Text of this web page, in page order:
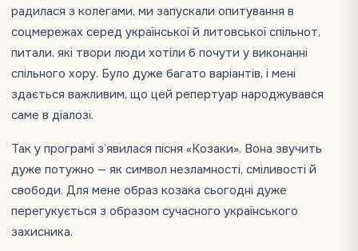
радилася з колегами, ми запускали опитування в
соцмережах серед української й литовської спільнот,
питали, які твори люди хотіли б почути у виконанні
спільного хору. Було дуже багато варіантів, і мені
здається важливим, що цей репертуар народжувався
саме в діалозі.
Так у програмі з’явилася пісня «Козаки». Вона звучить
дуже потужно — як символ незламності, сміливості й
свободи. Для мене образ козака сьогодні дуже
перегукується з образом сучасного українського
захисника.